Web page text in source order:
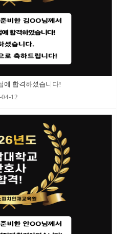
에 합격하셨습니다!
12